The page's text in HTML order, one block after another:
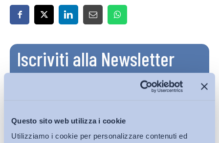
Questo sito web utilizza i cookie
Utilizziamo i cookie per personalizzare contenuti ed
Iscriviti alla Newsletter